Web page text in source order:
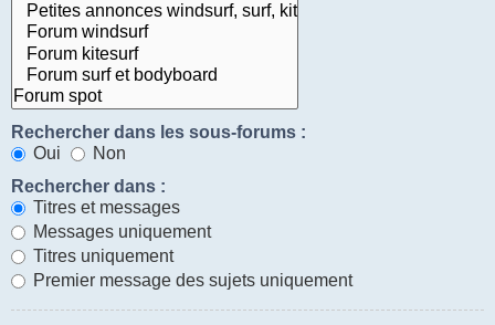
Rechercher dans les sous-forums :
Oui
Non
Rechercher dans :
Titres et messages
Messages uniquement
Titres uniquement
Premier message des sujets uniquement